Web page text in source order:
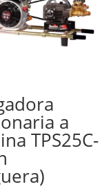
a
TPS25C-